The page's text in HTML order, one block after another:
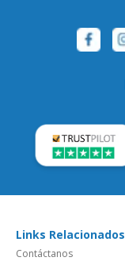
Links Relacionados
Contáctanos